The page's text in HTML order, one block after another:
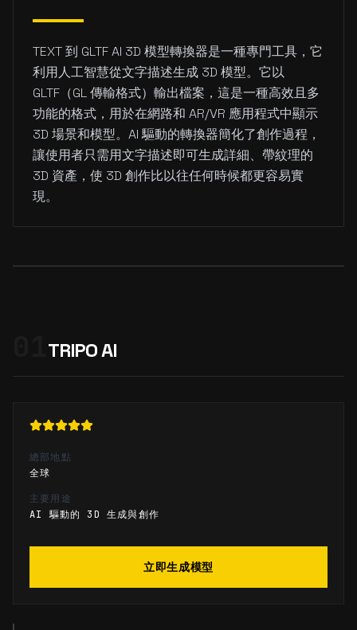
TEXT 到 GLTF AI 3D 模型轉換器是一種專門工具，它
利用人工智慧從文字描述生成 3D 模型。它以
GLTF（GL 傳輸格式）輸出檔案，這是一種高效且多
功能的格式，用於在網路和 AR/VR 應用程式中顯示
3D 場景和模型。AI 驅動的轉換器簡化了創作過程，
讓使用者只需用文字描述即可生成詳細、帶紋理的
3D 資產，使 3D 創作比以往任何時候都更容易實
現。
TRIPO AI
總部地點
全球
主要用途
AI 驅動的 3D 生成與創作
立即生成模型